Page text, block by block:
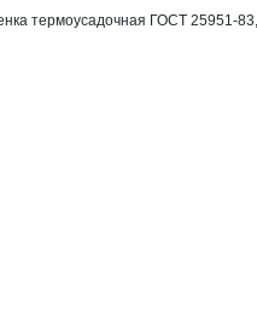
термоусадочная ГОСТ